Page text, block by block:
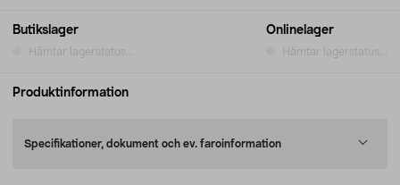
Butikslager
Hämtar lagerstatus...
Onlinelager
Hämtar lagerstatus...
Produktinformation
Specifikationer, dokument och ev. faroinformation